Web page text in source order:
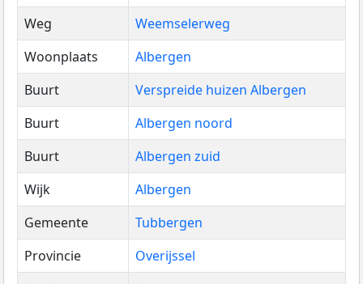
Weg
Weemselerweg
Woonplaats
Albergen
Buurt
Verspreide huizen Albergen
Buurt
Albergen noord
Buurt
Albergen zuid
Wijk
Albergen
Gemeente
Tubbergen
Provincie
Overijssel